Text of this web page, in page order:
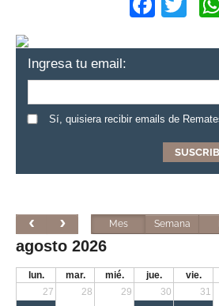
Ingresa tu email:
Sí, quisiera recibir emails de
Mes Semana
agosto 2026
lun. mar. mié. jue. vie.
27
28 29 30 31